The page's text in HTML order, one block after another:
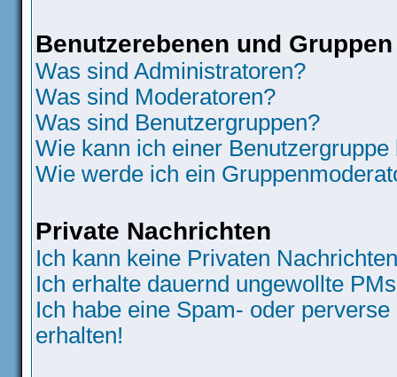
Benutzerebenen und Gruppen
Was sind Administratoren?
Was sind Moderatoren?
Was sind Benutzergruppen?
Wie kann ich einer Benutzergruppe
Wie werde ich ein
Private Nachrichten
Ich kann keine Privaten
Ich erhalte dauernd ungewollte
Ich habe eine Spam- oder
erhalten!